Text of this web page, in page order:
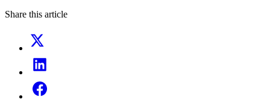
Share this article